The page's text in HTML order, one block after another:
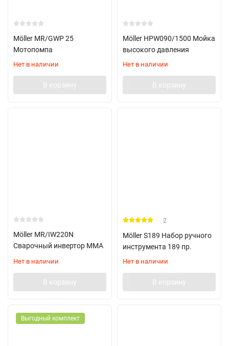
Möller MR/GWP 25
Мотопомпа
Нет в наличии
В корзину
Möller HPW090/1500 Мойка
высокого давления
Нет в наличии
В корзину
Möller MR/IW220N
Сварочный инвертор ММА
Нет в наличии
В корзину
2
Möller S189 Набор ручного
инструмента 189 пр.
Нет в наличии
В корзину
Выгодный комплект